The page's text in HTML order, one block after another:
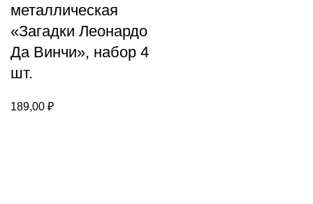
металлическая
«Загадки Леонардо
Да Винчи», набор 4
шт.
189,00 ₽